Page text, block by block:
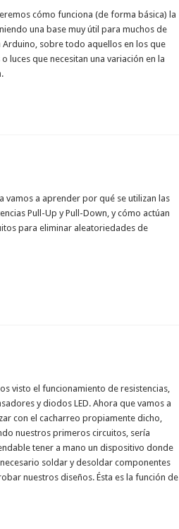
cómo funciona (de forma básica) la
una base muy útil para muchos de
sobre todo aquellos en los que
luces que necesitan una variación en la
vamos a aprender por qué se utilizan las
Pull-Up y Pull-Down, y cómo actúan
para eliminar aleatoriedades de
visto el funcionamiento de resistencias,
y diodos LED. Ahora que vamos a
con el cacharreo propiamente dicho,
nuestros primeros circuitos, sería
tener a mano un dispositivo donde
soldar y desoldar componentes
nuestros diseños. Ésta es la función de